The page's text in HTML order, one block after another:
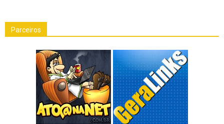
Parceiros